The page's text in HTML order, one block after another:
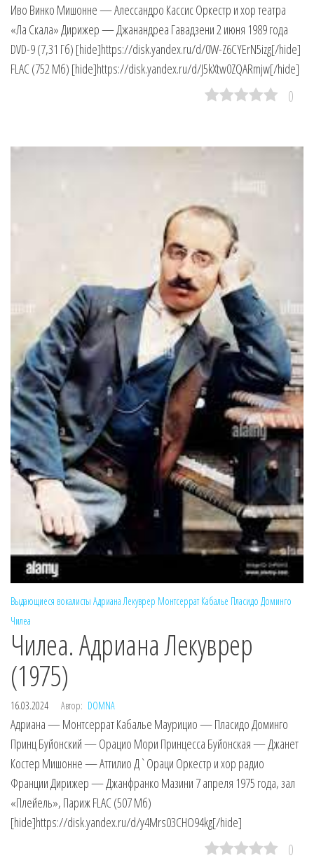
Иво Винко Мишонне — Алессандро Кассис Оркестр и хор театра
«Ла Скала» Дирижер — Джанандреа Гавадзени 2 июня 1989 года
DVD-9 (7,31 Гб) [hide]https://disk.yandex.ru/d/0W-Z6CYErN5izg[/hide]
FLAC (752 Мб) [hide]https://disk.yandex.ru/d/J5kXtw0ZQARmjw[/hide]
0
Выдающиеся вокалисты Адриана Лекуврер Монтсеррат Кабалье Пласидо Доминго
Чилеа
Чилеа. Адриана Лекуврер
(1975)
16.03.2024 Автор: DOMNA
Адриана — Монтсеррат Кабалье Маурицио — Пласидо Доминго
Принц Буйонский — Орацио Мори Принцесса Буйонская — Джанет
Костер Мишонне — Аттилио Д`Ораци Оркестр и хор радио
Франции Дирижер — Джанфранко Мазини 7 апреля 1975 года, зал
«Плейель», Париж FLAC (507 Мб)
[hide]https://disk.yandex.ru/d/y4Mrs03CHO94kg[/hide]
0